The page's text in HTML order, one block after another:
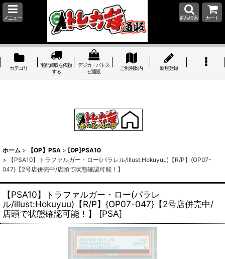
メニュー 商品検索 カート
カテゴリ
宅配買取を依頼
する
デジカ・バトス
ピ通販
ご利用案内 新規登録
ホーム > 【OP】PSA > [OP]PSA10
>
【PSA10】トラファルガー・ロー(パラレル/illust:Hokuyuu)【R/P】{OP07-
047}【2号店併売中/店頭で状態確認可能！】
【PSA10】トラファルガー・ロー(パラレ
ル/illust:Hokuyuu)【R/P】{OP07-047}【2号店併売中/
店頭で状態確認可能！】
[PSA]